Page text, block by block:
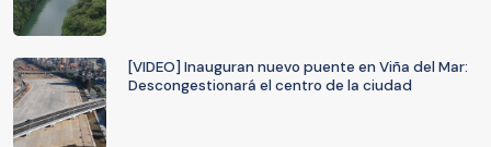
[VIDEO] Inauguran nuevo puente en Viña del Mar:
Descongestionará el centro de la ciudad